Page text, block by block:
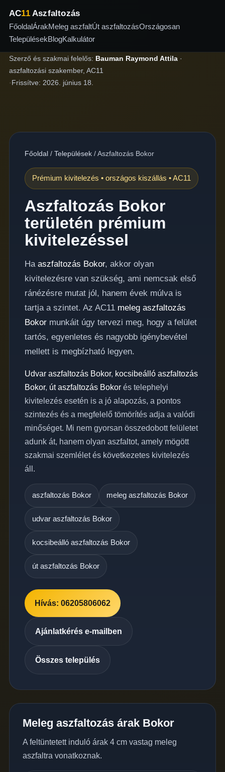
AC11Aszfaltozás
FőoldalÁrakMeleg aszfaltÚt aszfaltozásOrszágosan
TelepülésekBlogKalkulátor
Szerző és szakmai felelős: Bauman Raymond Attila·
aszfaltozási szakember, AC11
·Frissítve: 2026. június 18.
Főoldal/ Települések/Aszfaltozás Bokor
Prémium kivitelezés • országos kiszállás • AC11
Aszfaltozás Bokor
területén prémium
kivitelezéssel
Ha aszfaltozás Bokor, akkor olyan
kivitelezésre van szükség, ami nemcsak első
ránézésre mutat jól, hanem évek múlva is
tartja a szintet. Az AC11 meleg aszfaltozás
Bokormunkáit úgy tervezi meg, hogy a felület
tartós, egyenletes és nagyobb igénybevétel
mellett is megbízható legyen.
Udvar aszfaltozás Bokor, kocsibeálló aszfaltozás
Bokor, út aszfaltozás Bokorés telephelyi
kivitelezés esetén is a jó alapozás, a pontos
szintezés és a megfelelő tömörítés adja a valódi
minőséget. Mi nem gyorsan összedobott felületet
adunk át, hanem olyan aszfaltot, amely mögött
szakmai szemlélet és következetes kivitelezés
áll.
aszfaltozás Bokor meleg aszfaltozás Bokor
udvar aszfaltozás Bokor
kocsibeálló aszfaltozás Bokor
út aszfaltozás Bokor
Hívás: 06205806062
Ajánlatkérés e-mailben
Összes település
Meleg aszfaltozás árak Bokor
A feltüntetett induló árak 4 cm vastag meleg
aszfaltra vonatkoznak.